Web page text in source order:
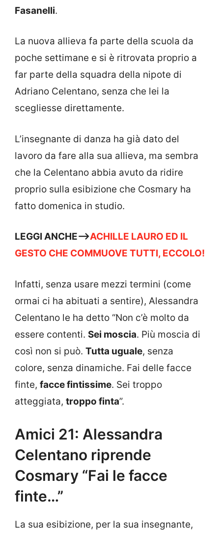
Fasanelli.
La nuova allieva fa parte della scuola da
poche settimane e si è ritrovata proprio a
far parte della squadra della nipote di
Adriano Celentano, senza che lei la
scegliesse direttamente.
L’insegnante di danza ha già dato del
lavoro da fare alla sua allieva, ma sembra
che la Celentano abbia avuto da ridire
proprio sulla esibizione che Cosmary ha
fatto domenica in studio.
LEGGI ANCHE—>ACHILLE LAURO ED IL
GESTO CHE COMMUOVE TUTTI, ECCOLO!
Infatti, senza usare mezzi termini (come
ormai ci ha abituati a sentire), Alessandra
Celentano le ha detto “Non c’è molto da
essere contenti. Sei moscia. Più moscia di
così non si può. Tutta uguale, senza
colore, senza dinamiche. Fai delle facce
finte, facce fintissime. Sei troppo
atteggiata, troppo finta”.
Amici 21: Alessandra
Celentano riprende
Cosmary “Fai le facce
finte…”
La sua esibizione, per la sua insegnante,